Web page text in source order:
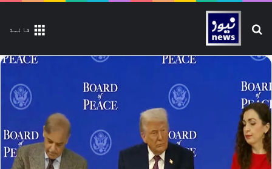
قائمة تلاش کیجیے